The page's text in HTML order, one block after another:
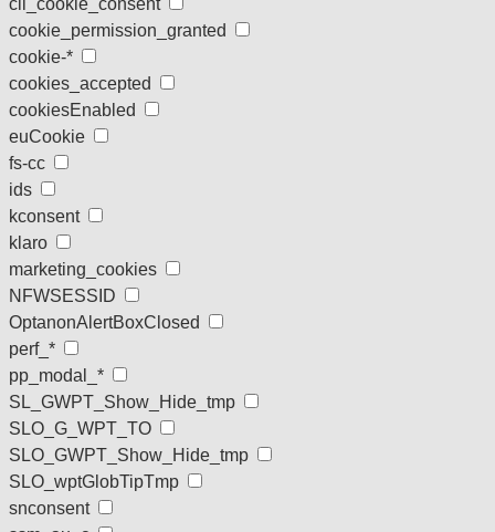
cli_cookie_consent
cookie_permission_granted
cookie-*
cookies_accepted
cookiesEnabled
euCookie
fs-cc
ids
kconsent
klaro
marketing_cookies
NFWSESSID
OptanonAlertBoxClosed
perf_*
pp_modal_*
SL_GWPT_Show_Hide_tmp
SLO_G_WPT_TO
SLO_GWPT_Show_Hide_tmp
SLO_wptGlobTipTmp
snconsent